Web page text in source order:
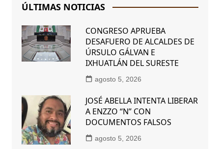
ÚLTIMAS NOTICIAS
CONGRESO APRUEBA
DESAFUERO DE ALCALDES DE
ÚRSULO GÁLVAN E
IXHUATLÁN DEL SURESTE
agosto 5, 2026
JOSÉ ABELLA INTENTA LIBERAR
A ENZZO “N” CON
DOCUMENTOS FALSOS
agosto 5, 2026